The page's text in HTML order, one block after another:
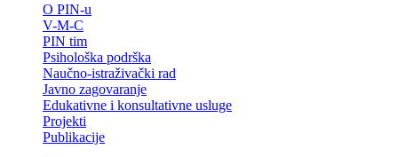
O PIN-u
V-M-C
PIN tim
Psihološka podrška
Naučno-istraživački rad
Javno zagovaranje
Edukativne i konsultativne usluge
Projekti
Publikacije